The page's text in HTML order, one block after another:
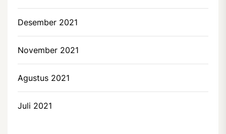
Desember 2021
November 2021
Agustus 2021
Juli 2021